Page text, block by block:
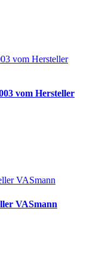
vom Hersteller
VASmann